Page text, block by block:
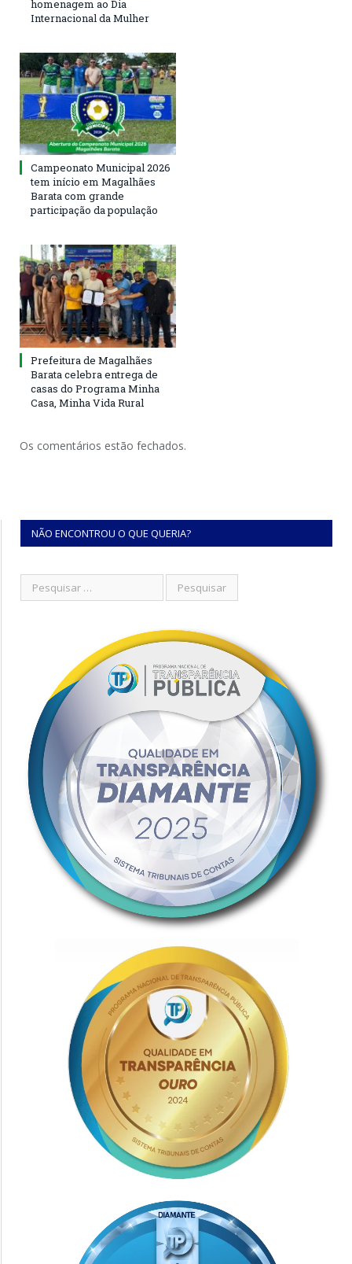
homenagem ao Dia
Internacional da Mulher
Campeonato Municipal 2026
tem início em Magalhães
Barata com grande
participação da população
Prefeitura de Magalhães
Barata celebra entrega de
casas do Programa Minha
Casa, Minha Vida Rural
Os comentários estão fechados.
NÃO ENCONTROU O QUE QUERIA?